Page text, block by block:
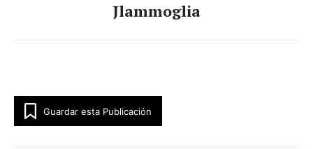
Jlammoglia
Guardar esta Publicación